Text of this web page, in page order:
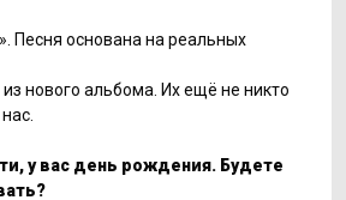
Песня основана на реальных
из нового альбома. Их ещё не никто
у вас день рождения. Будете